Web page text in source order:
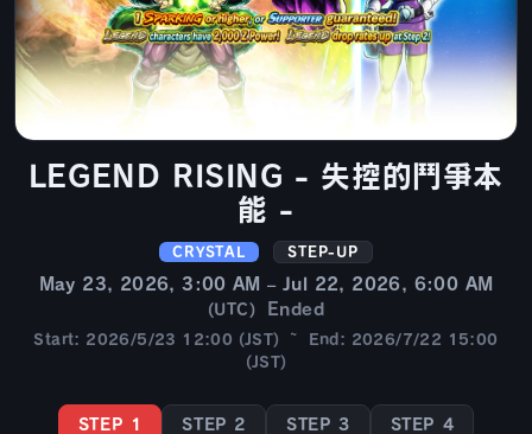
LEGEND RISING - 失控的鬥爭本
能 -
CRYSTAL STEP-UP
May 23, 2026, 3:00 AM – Jul 22, 2026, 6:00 AM
(UTC) Ended
Start: 2026/5/23 12:00 (JST) ~ End: 2026/7/22 15:00
(JST)
STEP 1 STEP 2 STEP 3 STEP 4